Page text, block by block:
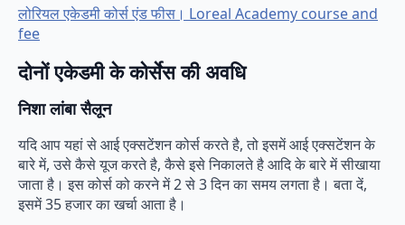
लोरियल एकेडमी कोर्स एंड फीस। Loreal Academy course and
fee
दोनों एकेडमी के कोर्सेस की अवधि
निशा लांबा सैलून
यदि आप यहां से आई एक्सटेंशन कोर्स करते है, तो इसमें आई एक्सटेंशन के
बारे में, उसे कैसे यूज करते है, कैसे इसे निकालते है आदि के बारे में सीखाया
जाता है। इस कोर्स को करने में 2 से 3 दिन का समय लगता है। बता दें,
इसमें 35 हजार का खर्चा आता है।